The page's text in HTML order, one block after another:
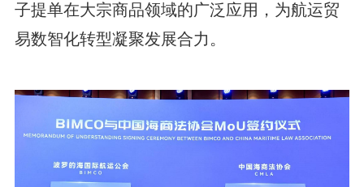
子提单在大宗商品领域的广泛应用，为航运贸
易数智化转型凝聚发展合力。